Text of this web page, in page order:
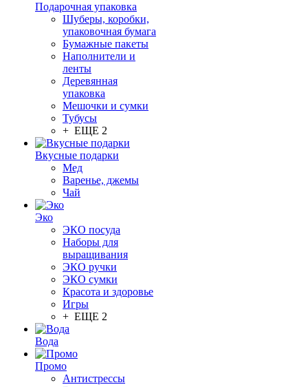
Подарочная упаковка
Шуберы, коробки,
упаковочная бумага
Бумажные пакеты
Наполнители и
ленты
Деревянная
упаковка
Мешочки и сумки
Тубусы
+ ЕЩЕ 2
Вкусные подарки
Мед
Варенье, джемы
Чай
Эко
ЭКО посуда
Наборы для
выращивания
ЭКО ручки
ЭКО сумки
Красота и здоровье
Игры
+ ЕЩЕ 2
Вода
Промо
Антистрессы